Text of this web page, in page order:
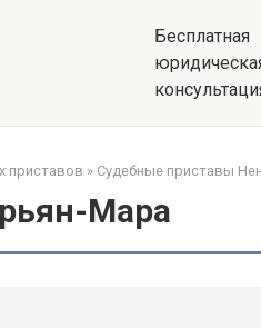
Бесплатная
приставов » Судебные приставы
Мара